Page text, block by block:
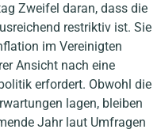
Zweifel daran, dass die
restriktiv ist. Sie
im Vereinigten
Ansicht nach eine
erfordert. Obwohl die
lagen, bleiben
Jahr laut Umfragen